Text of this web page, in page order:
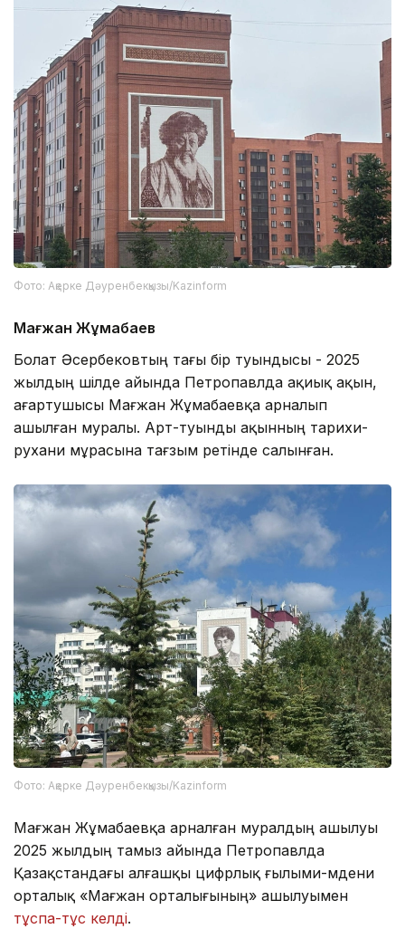
Фото: Ақерке Дәуренбекқызы/Kazinform
Мағжан Жұмабаев
Болат Әсербековтың тағы бір туындысы - 2025
жылдың шілде айында Петропавлда ақиық ақын,
ағартушысы Мағжан Жұмабаевқа арналып
ашылған муралы. Арт-туынды ақынның тарихи-
рухани мұрасына тағзым ретінде салынған.
Фото: Ақерке Дәуренбекқызы/Kazinform
Мағжан Жұмабаевқа арналған муралдың ашылуы
2025 жылдың тамыз айында Петропавлда
Қазақстандағы алғашқы цифрлық ғылыми-мәдени
орталық «Мағжан орталығының» ашылуымен
тұспа-тұс келді.